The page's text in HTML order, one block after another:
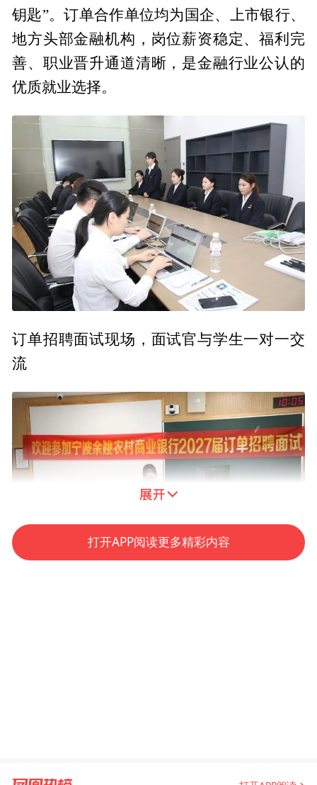
钥匙”。订单合作单位均为国企、上市银行、
地方头部金融机构，岗位薪资稳定、福利完
善、职业晋升通道清晰，是金融行业公认的
优质就业选择。
订单招聘面试现场，面试官与学生一对一交
流
养，2008年成立独立设置的二级学院“银领学
打开APP阅读更多精彩内容